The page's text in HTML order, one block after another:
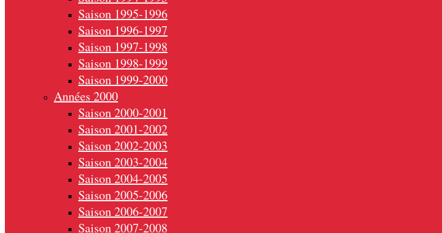
Saison 1995-1996
Saison 1996-1997
Saison 1997-1998
Saison 1998-1999
Saison 1999-2000
Années 2000
Saison 2000-2001
Saison 2001-2002
Saison 2002-2003
Saison 2003-2004
Saison 2004-2005
Saison 2005-2006
Saison 2006-2007
Saison 2007-2008